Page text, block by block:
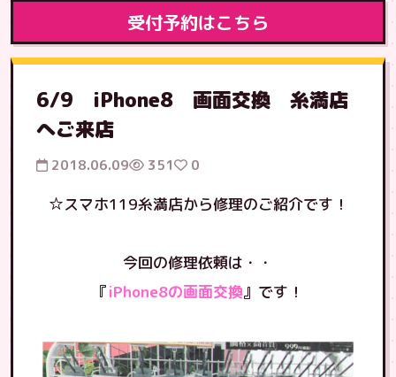
受付予約はこちら
6/9 iPhone8 画面交換 糸満店
へご来店
2018.06.09 351 0
☆スマホ119糸満店から修理のご紹介です！
今回の修理依頼は・・
『iPhone8の画面交換』です！